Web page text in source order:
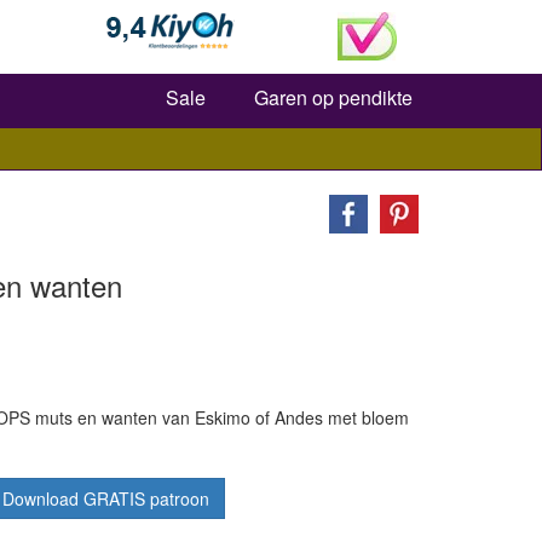
Zoeken
Sale Garen op pendikte
wanten
muts en wanten van Eskimo of Andes met bloem
Download GRATIS patroon